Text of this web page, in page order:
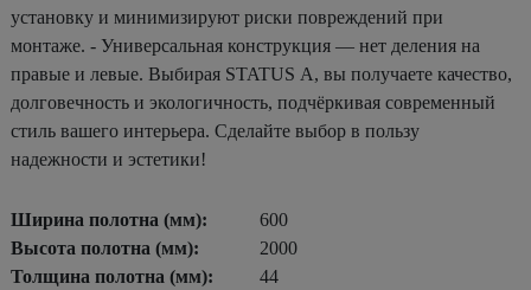
установку и минимизируют риски повреждений при
монтаже. - Универсальная конструкция — нет деления на
правые и левые. Выбирая STATUS А, вы получаете качество,
долговечность и экологичность, подчёркивая современный
стиль вашего интерьера. Сделайте выбор в пользу
надежности и эстетики!
Ширина полотна (мм):
600
Высота полотна (мм):
2000
Толщина полотна (мм):
44